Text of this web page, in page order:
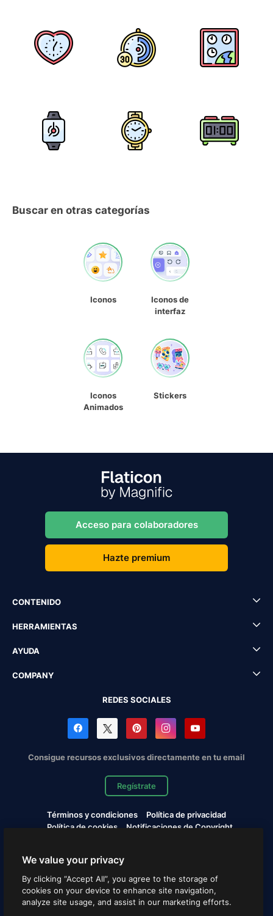
Buscar en otras categorías
Iconos
Iconos de
interfaz
Iconos
Animados
Stickers
Acceso para colaboradores
Hazte premium
CONTENIDO
HERRAMIENTAS
AYUDA
COMPANY
REDES SOCIALES
Consigue recursos exclusivos directamente en tu email
Regístrate
Términos y condiciones
Política de privacidad
Política de cookies
Notificaciones de Copyright
Copyright © 2010-2026 Freepik Company S.L.U. Todos los
derechos reservados.
We value your privacy
By clicking “Accept All”, you agree to the storage of
cookies on your device to enhance site navigation,
analyze site usage, and assist in our marketing efforts.